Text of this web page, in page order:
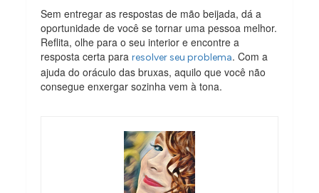
Sem entregar as respostas de mão beijada, dá a
oportunidade de você se tornar uma pessoa melhor.
Reflita, olhe para o seu interior e encontre a
resposta certa pararesolver seu problema. Com a
ajuda do oráculo das bruxas, aquilo que você não
consegue enxergar sozinha vem à tona.